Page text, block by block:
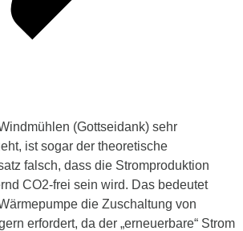
(Gottseidank) sehr
ist sogar der theoretische
falsch, dass die Stromproduktion
CO2-frei sein wird. Das bedeutet
die Zuschaltung von
erfordert, da der „erneuerbare“ Strom